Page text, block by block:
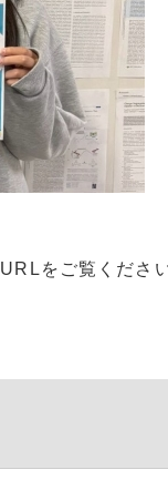
URL をご覧くださ